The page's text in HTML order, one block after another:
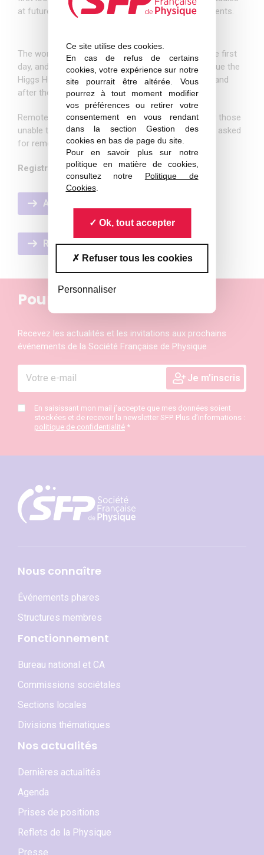
Ce site utilise des cookies.
En cas de refus de certains
cookies, votre expérience sur notre
site pourrait être altérée. Vous
pourrez à tout moment modifier
vos préférences ou retirer votre
consentement en vous rendant
dans la section Gestion des
cookies en bas de page du site.
Pour en savoir plus sur notre
politique en matière de cookies,
consultez notre Politique de
Cookies.
Ok, tout accepter
Refuser tous les cookies
Personnaliser
at future colliders, and recent theoretical developments.
The workshop will be held in person in Orsay, for the first
day, and Paris, for the two following days, to continue the
Higgs Hunting tradition of lively discussions during and
after the sessions.
Remote participation will also be made possible for those
unable to attend in person. No registration fees are asked
for remote participation.
Registration deadline : June 23th, 2025
Agenda
Registration
Pour ne rien manquer
Recevez les actualités et les invitations aux prochains
événements de la Société Française de Physique
En saisissant mon mail j’accepte que mes données soient
stockées et de recevoir la newsletter SFP. Plus d’informations :
politique de confidentialité *
Nous connaître
Événements phares
Structures membres
Fonctionnement
Bureau national et CA
Commissions sociétales
Sections locales
Divisions thématiques
Nos actualités
Dernières actualités
Agenda
Prises de positions
Reflets de la Physique
Presse